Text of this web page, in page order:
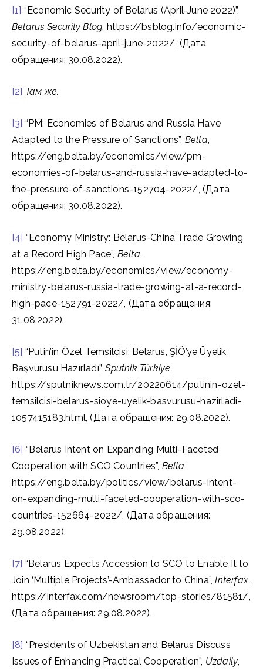
[1] “Economic Security of Belarus (April-June 2022)”,
Belarus Security Blog, https://bsblog.info/economic-
security-of-belarus-april-june-2022/, (Дата
обращения: 30.08.2022).
[2] Там же.
[3] “PM: Economies of Belarus and Russia Have
Adapted to the Pressure of Sanctions”, Belta,
https://eng.belta.by/economics/view/pm-
economies-of-belarus-and-russia-have-adapted-to-
the-pressure-of-sanctions-152704-2022/, (Дата
обращения: 30.08.2022).
[4] “Economy Ministry: Belarus-China Trade Growing
at a Record High Pace”, Belta,
https://eng.belta.by/economics/view/economy-
ministry-belarus-russia-trade-growing-at-a-record-
high-pace-152791-2022/, (Дата обращения:
31.08.2022).
[5] “Putin’in Özel Temsilcisi: Belarus, ŞİÖ’ye Üyelik
Başvurusu Hazırladı”,Sputnik Türkiye,
https://sputniknews.com.tr/20220614/putinin-ozel-
temsilcisi-belarus-sioye-uyelik-basvurusu-hazirladi-
1057415183.html, (Дата обращения: 29.08.2022).
[6] “Belarus Intent on Expanding Multi-Faceted
Cooperation with SCO Countries”, Belta,
https://eng.belta.by/politics/view/belarus-intent-
on-expanding-multi-faceted-cooperation-with-sco-
countries-152664-2022/, (Дата обращения:
29.08.2022).
[7] “Belarus Expects Accession to SCO to Enable It to
Join ‘Multiple Projects’-Ambassador to China”,Interfax,
https://interfax.com/newsroom/top-stories/81581/,
(Дата обращения: 29.08.2022).
[8] “Presidents of Uzbekistan and Belarus Discuss
Issues of Enhancing Practical Cooperation”, Uzdaily,